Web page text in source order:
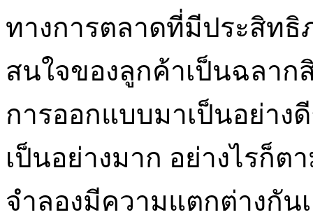
ทางการตลาดที่มีประสิท
สนใจของลูกค้าเป็นฉลา
การออกแบบมาเป็นอย่าง
เป็นอย่างมาก อย่างไรก็
จำลองมีความแตกต่างกัน